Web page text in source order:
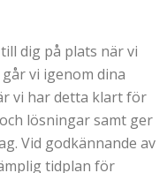
dig på plats när vi
vi igenom dina
vi har detta klart för
lösningar samt ger
Vid godkännande av
tidplan för